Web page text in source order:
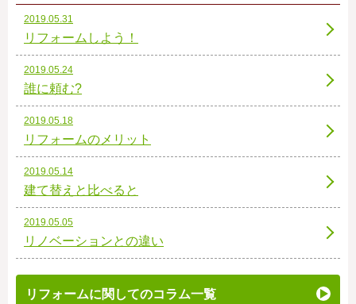
2019.05.31
リフォームしよう！
2019.05.24
誰に頼む?
2019.05.18
リフォームのメリット
2019.05.14
建て替えと比べると
2019.05.05
リノベーションとの違い
リフォームに関してのコラム一覧